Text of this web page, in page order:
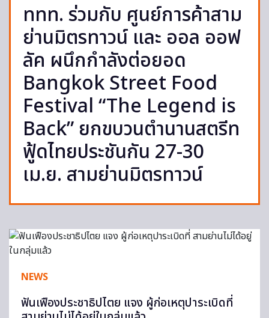
ททท. ร่วมกับ ศูนย์การค้าสาม
ย่านมิตรทาวน์ และ ออล ออฟ
ลัค ผนึกกำลังต่อยอด
Bangkok Street Food
Festival “The Legend is
Back” ยกขบวนตำนานสตรีท
ฟู้ดไทยประชันกัน 27-30
เม.ย. สามย่านมิตรทาวน์
NEWS
ฟันเฟืองประชาธิปไตย แจง ผู้ก่อเหตุปาระเบิดที่